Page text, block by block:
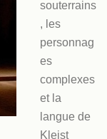
souterrains
, les
personnag
es
complexes
et la
langue de
Kleist